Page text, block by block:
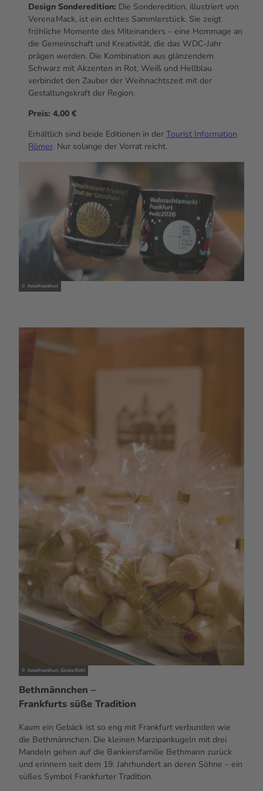
© #visitfrankfurt
Design Sonderedition: Die Sonderedition, illustriert von
Verena Mack, ist ein echtes Sammlerstück. Sie zeigt
fröhliche Momente des Miteinanders – eine Hommage an
die Gemeinschaft und Kreativität, die das WDC‑Jahr
prägen werden. Die Kombination aus glänzendem
Schwarz mit Akzenten in Rot, Weiß und Hellblau
verbindet den Zauber der Weihnachtszeit mit der
Gestaltungskraft der Region.
Preis: 4,00 €
Erhältlich sind beide Editionen in der Tourist Information
Römer. Nur solange der Vorrat reicht.
© #visitfrankfurt, Gösta Rühl
Bethmännchen –
Frankfurts süße Tradition
Kaum ein Gebäck ist so eng mit Frankfurt verbunden wie
die Bethmännchen. Die kleinen Marzipankugeln mit drei
Mandeln gehen auf die Bankiersfamilie Bethmann zurück
und erinnern seit dem 19. Jahrhundert an deren Söhne – ein
süßes Symbol Frankfurter Tradition.